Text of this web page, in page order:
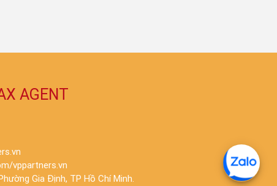
AGENT
vppartners.vn
Gia Định, TP Hồ Chí Minh.